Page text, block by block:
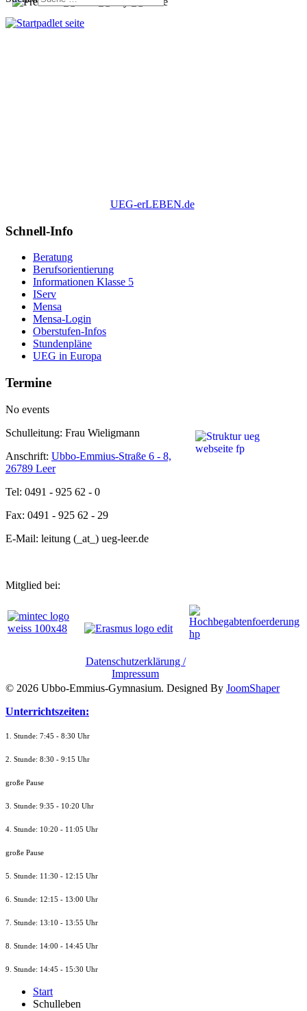
UEG-erLEBEN.de
Schnell-Info
Beratung
Berufsorientierung
Informationen Klasse 5
IServ
Mensa
Mensa-Login
Oberstufen-Infos
Stundenpläne
UEG in Europa
Termine
No events
Schulleitung: Frau Wieligmann
Anschrift: Ubbo-Emmius-Straße 6 - 8,
26789 Leer
Tel: 0491 - 925 62 - 0
Fax: 0491 - 925 62 - 29
E-Mail: leitung (_at_) ueg-leer.de
Mitglied bei:
Datenschutzerklärung /
Impressum
© 2026 Ubbo-Emmius-Gymnasium. Designed By JoomShaper
Unterrichtszeiten:
1. Stunde: 7:45 - 8:30 Uhr
2. Stunde: 8:30 - 9:15 Uhr
große Pause
3. Stunde: 9:35 - 10:20 Uhr
4. Stunde: 10:20 - 11:05 Uhr
große Pause
5. Stunde: 11:30 - 12:15 Uhr
6. Stunde: 12:15 - 13:00 Uhr
7. Stunde: 13:10 - 13:55 Uhr
8. Stunde: 14:00 - 14:45 Uhr
9. Stunde: 14:45 - 15:30 Uhr
Start
Schulleben